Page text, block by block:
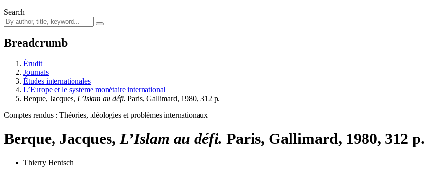
Search
Breadcrumb
Érudit
Journals
Études internationales
L’Europe et le système monétaire international
Berque, Jacques, L’Islam au défi. Paris, Gallimard, 1980, 312 p.
Comptes rendus : Théories, idéologies et problèmes internationaux
Berque, Jacques, L’Islam au défi. Paris, Gallimard, 1980, 312 p.
Thierry Hentsch